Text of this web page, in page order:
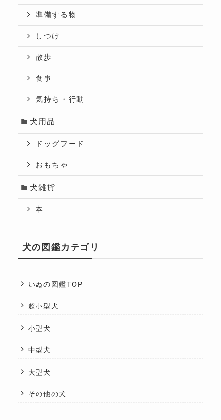
準備する物
しつけ
散歩
食事
気持ち・行動
犬用品
ドッグフード
おもちゃ
犬雑貨
本
犬の図鑑カテゴリ
いぬの図鑑TOP
超小型犬
小型犬
中型犬
大型犬
その他の犬